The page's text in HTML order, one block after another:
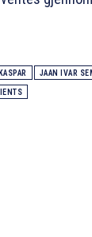
JAAN IVAR